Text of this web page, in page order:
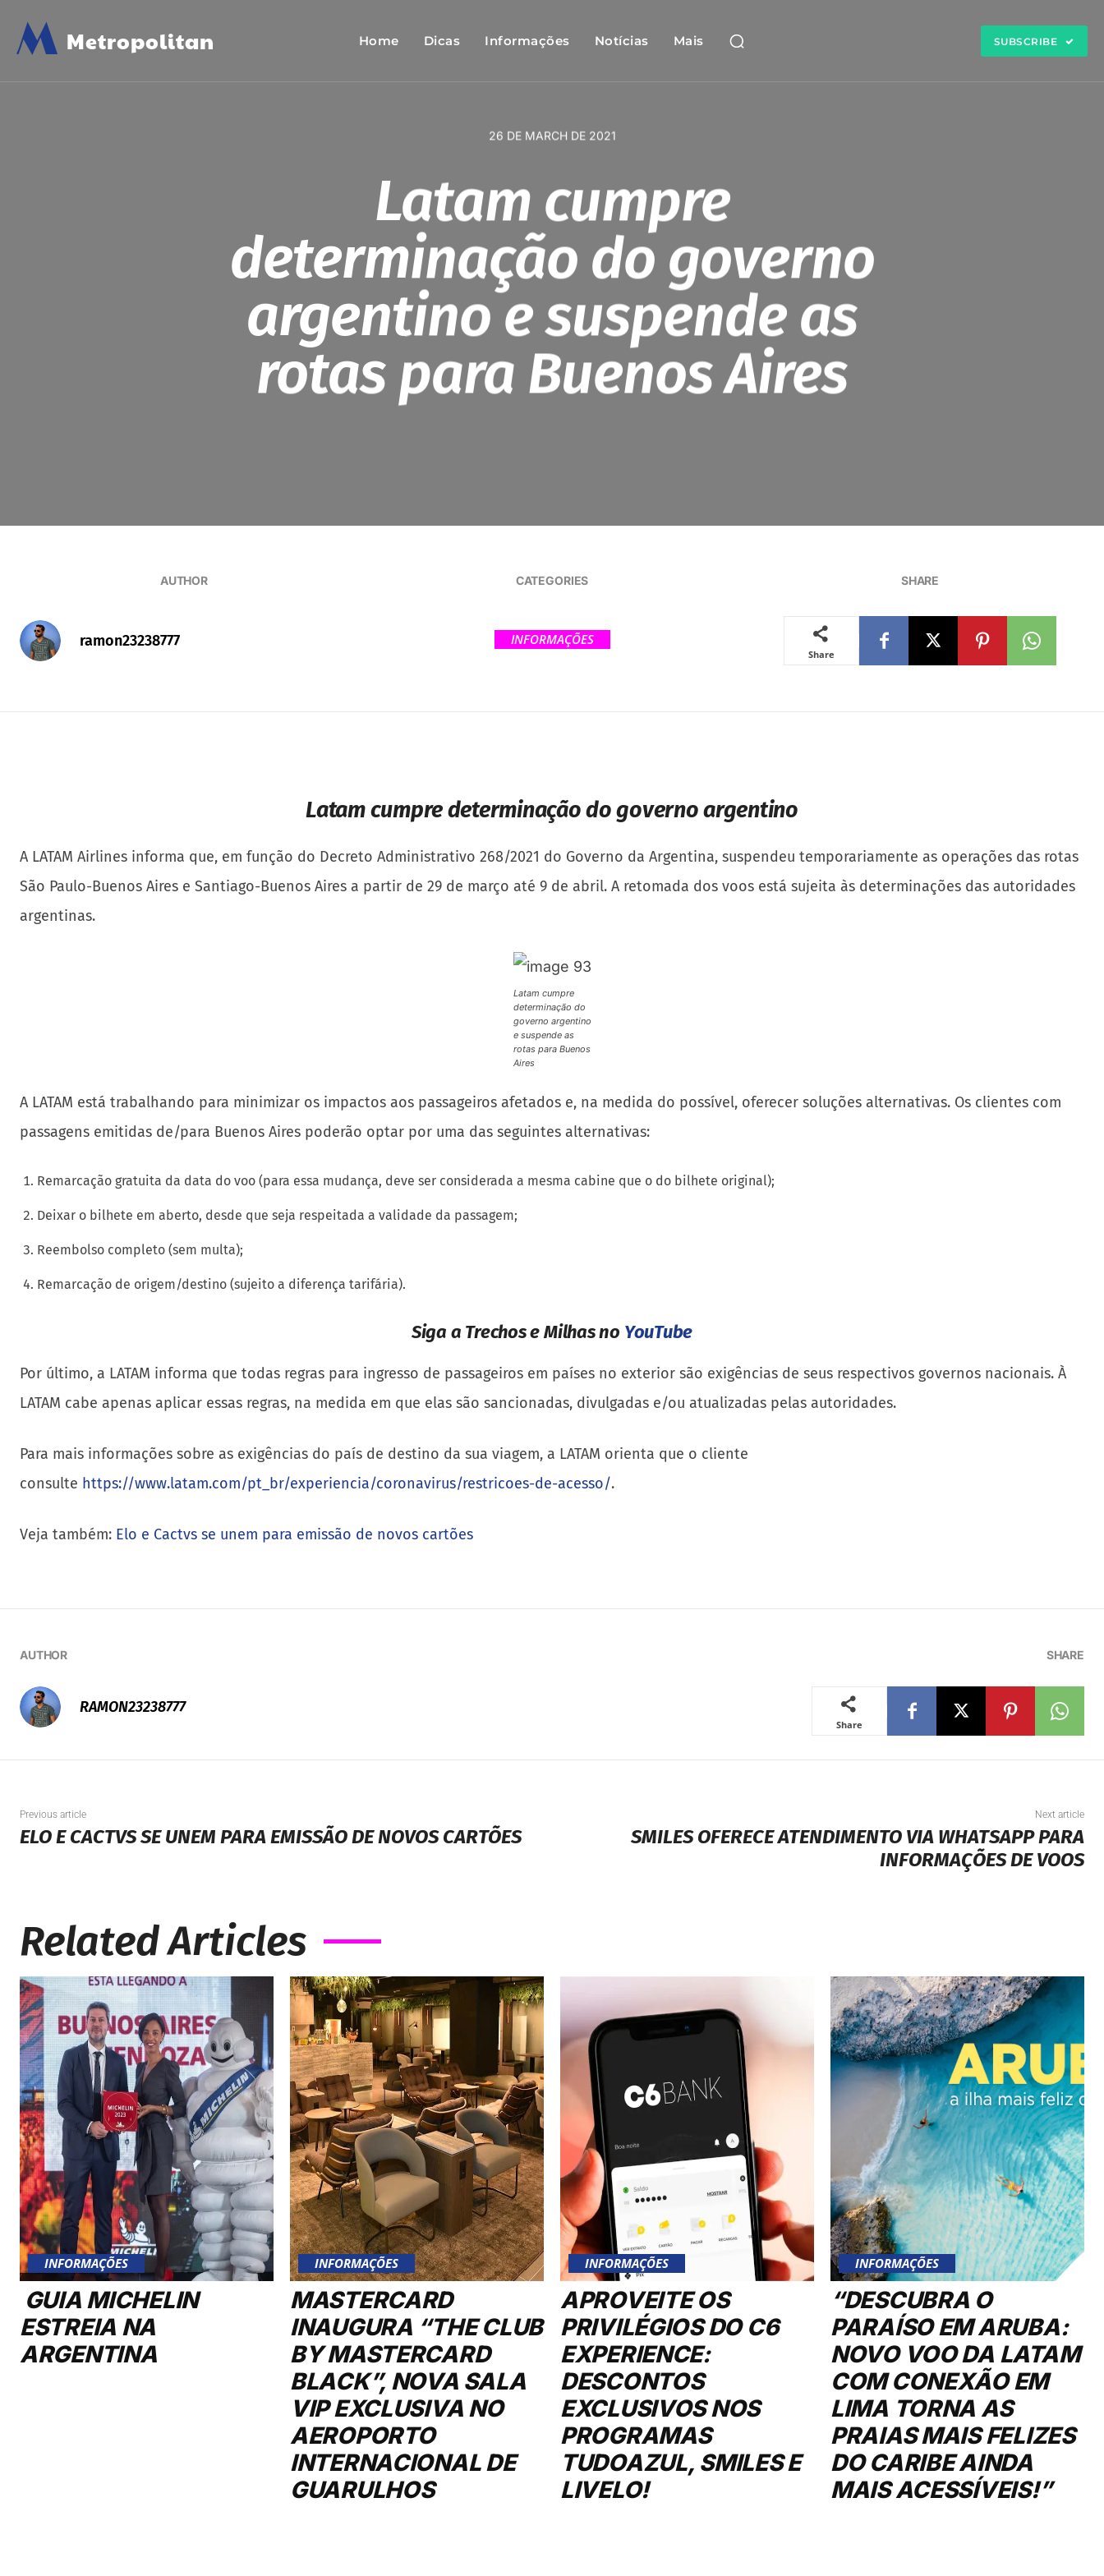
M Metropolitan Home Dicas Informações Notícias Mais SUBSCRIBE
26 DE MARCH DE 2021
Latam cumpre
determinação do governo
argentino e suspende as
rotas para Buenos Aires
AUTHOR
ramon23238777
CATEGORIES
INFORMAÇÕES
SHARE
Share
Latam cumpre determinação do governo argentino
A LATAM Airlines informa que, em função do Decreto Administrativo 268/2021 do Governo da Argentina, suspendeu temporariamente as operações das rotas
São Paulo-Buenos Aires e Santiago-Buenos Aires a partir de 29 de março até 9 de abril. A retomada dos voos está sujeita às determinações das autoridades
argentinas.
Latam cumpre
determinação do
governo argentino
e suspende as
rotas para Buenos
Aires
A LATAM está trabalhando para minimizar os impactos aos passageiros afetados e, na medida do possível, oferecer soluções alternativas. Os clientes com
passagens emitidas de/para Buenos Aires poderão optar por uma das seguintes alternativas:
Remarcação gratuita da data do voo (para essa mudança, deve ser considerada a mesma cabine que o do bilhete original);
Deixar o bilhete em aberto, desde que seja respeitada a validade da passagem;
Reembolso completo (sem multa);
Remarcação de origem/destino (sujeito a diferença tarifária).
Siga a Trechos e Milhas no YouTube
Por último, a LATAM informa que todas regras para ingresso de passageiros em países no exterior são exigências de seus respectivos governos nacionais. À
LATAM cabe apenas aplicar essas regras, na medida em que elas são sancionadas, divulgadas e/ou atualizadas pelas autoridades.
Para mais informações sobre as exigências do país de destino da sua viagem, a LATAM orienta que o cliente
consulte https://www.latam.com/pt_br/experiencia/coronavirus/restricoes-de-acesso/.
Veja também: Elo e Cactvs se unem para emissão de novos cartões
AUTHOR
RAMON23238777
SHARE
Share
Previous article
ELO E CACTVS SE UNEM PARA EMISSÃO DE NOVOS CARTÕES
Next article
SMILES OFERECE ATENDIMENTO VIA WHATSAPP PARA
INFORMAÇÕES DE VOOS
Related Articles
INFORMAÇÕES
GUIA MICHELIN
ESTREIA NA
ARGENTINA
INFORMAÇÕES
MASTERCARD
INAUGURA “THE CLUB
BY MASTERCARD
BLACK”, NOVA SALA
VIP EXCLUSIVA NO
AEROPORTO
INTERNACIONAL DE
GUARULHOS
INFORMAÇÕES
APROVEITE OS
PRIVILÉGIOS DO C6
EXPERIENCE:
DESCONTOS
EXCLUSIVOS NOS
PROGRAMAS
TUDOAZUL, SMILES E
LIVELO!
INFORMAÇÕES
“DESCUBRA O
PARAÍSO EM ARUBA:
NOVO VOO DA LATAM
COM CONEXÃO EM
LIMA TORNA AS
PRAIAS MAIS FELIZES
DO CARIBE AINDA
MAIS ACESSÍVEIS!”